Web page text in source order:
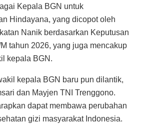
Kepala BGN untuk
Hindayana, yang dicopot oleh
Nanik berdasarkan Keputusan
tahun 2026, yang juga mencakup
kepala BGN.
kepala BGN baru pun dilantik,
dan Mayjen TNI Trenggono.
dapat membawa perubahan
gizi masyarakat Indonesia.